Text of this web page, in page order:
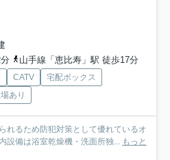
山手線「恵比寿」駅 徒歩17分
CATV
宅配ボックス
あり
れるため防犯対策として優れているオ
設備は浴室乾燥機・洗面所独... もっと